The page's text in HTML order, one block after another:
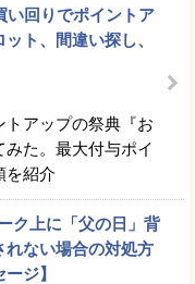
い回りでポイントア
ト、間違い探し、
アップの祭典『お
た。最大付与ポイ
を紹介
ク上に「父の日」背
れない場合の対処方
ジ】